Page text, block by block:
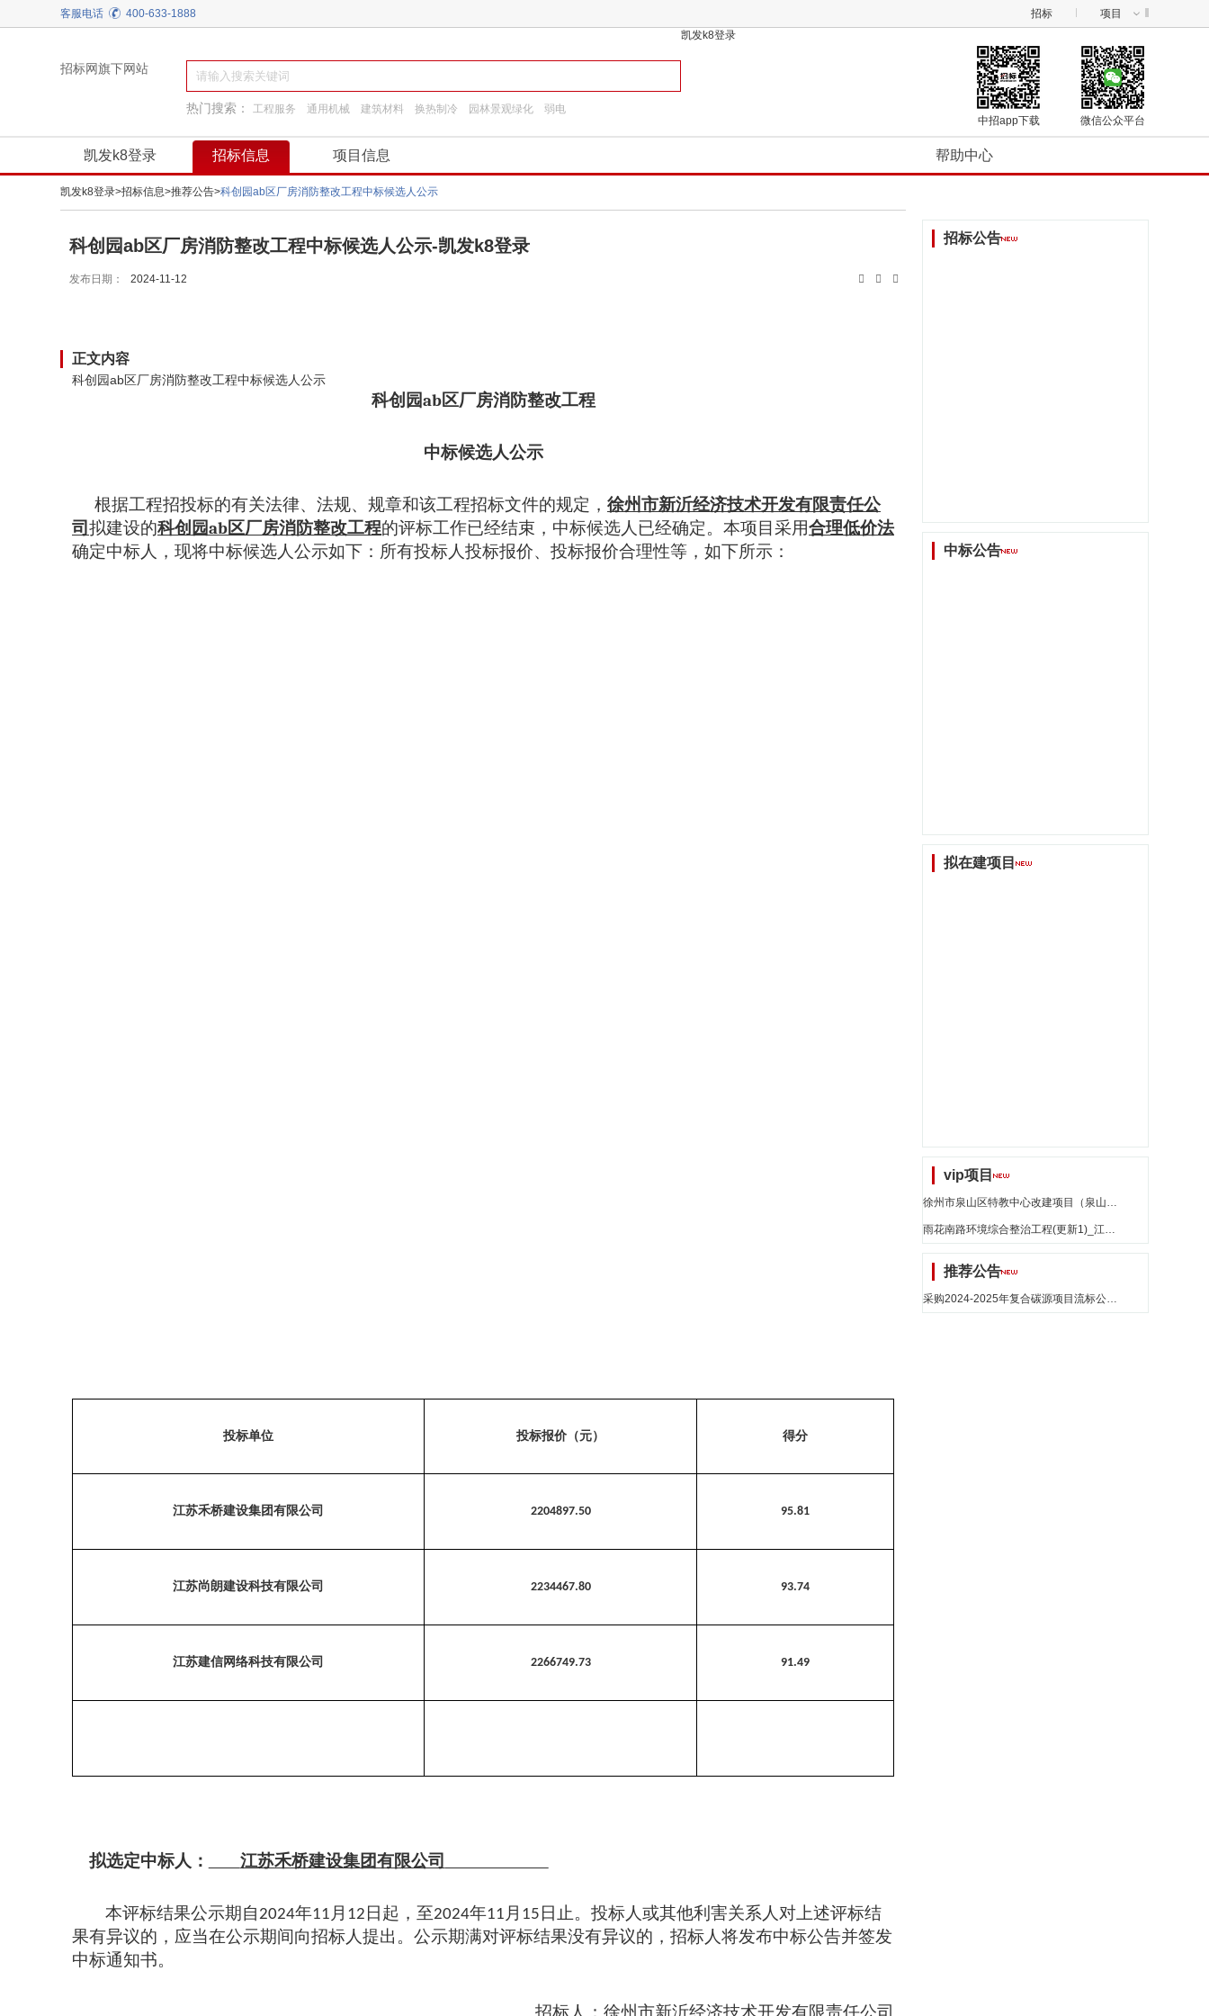
客服电话 400-633-1888 招标
项目
凯发k8登录
招标网旗下网站
热门搜索： 工程服务 通用机械 建筑材料 换热制冷 园林景观绿化
弱电
微信公众平台
中招app下载
凯发k8登录 招标信息 项目信息 帮助中心
凯发k8登录>招标信息>推荐公告>科创园ab区厂房消防整改工程中标候选人公示
科创园ab区厂房消防整改工程中标候选人公示-凯发k8登录
发布日期： 2024-11-12 


正文内容
科创园ab区厂房消防整改工程中标候选人公示
科创园ab区厂房消防整改工程
中标候选人公示
根据工程招投标的有关法律、法规、规章和该工程招标文件的规定， 徐州市新沂经济技术开发有限责任公
司拟建设的科创园ab区厂房消防整改工程的评标工作已经结束，中标候选人已经确定。本项目采用合理低价法
确定中标人， 现将中标候选人公示如下：所有投标人投标报价、投标报价合理性等，如下所示：
投标单位 投标报价（元） 得分
江苏禾桥建设集团有限公司 2204897.50 95.81
江苏尚朗建设科技有限公司 2234467.80 93.74
江苏建信网络科技有限公司 2266749.73 91.49
拟选定中标人： 江苏禾桥建设集团有限公司
本评标结果公示期自2024年11 月 12 日起，至2024年11 月 15 日止。投标人或其他利害关系人对上述评标结
果有异议的，应当在公示期间向招标人提出。公示期满对评标结果没有异议的，招标人将发布中标公告并签发
中标通知书。
招标人：徐州市新沂经济技术开发有限责任公司
招标公告
中标公告
拟在建项目
vip项目
徐州市泉山区特教中心改建项目（泉山区）_江苏省招标
雨花南路环境综合整治工程(更新1)_江苏省招标
推荐公告
采购2024-2025年复合碳源项目流标公告_江苏省招标